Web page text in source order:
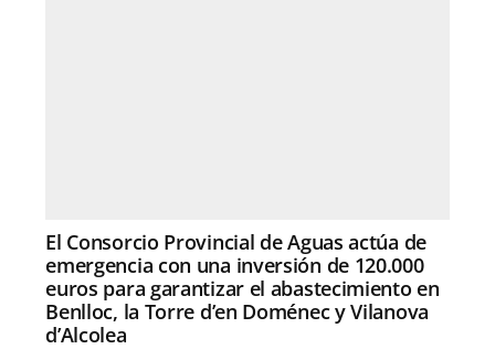
El Consorcio Provincial de Aguas actúa de
emergencia con una inversión de 120.000
euros para garantizar el abastecimiento en
Benlloc, la Torre d’en Doménec y Vilanova
d’Alcolea